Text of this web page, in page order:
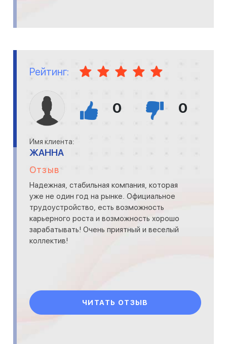
Рейтинг:
0 0
Имя клиента:
ЖАННА
Отзыв
Надежная, стабильная компания, которая
уже не один год на рынке. Официальное
трудоустройство, есть возможность
карьерного роста и возможность хорошо
зарабатывать! Очень приятный и веселый
коллектив!
ЧИТАТЬ ОТЗЫВ